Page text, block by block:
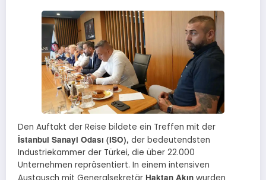
Den Auftakt der Reise bildete ein Treffen mit der
İstanbul Sanayi Odası (ISO), der bedeutendsten
Industriekammer der Türkei, die über 22.000
Unternehmen repräsentiert. In einem intensiven
Austausch mit Generalsekretär Haktan Akın wurden